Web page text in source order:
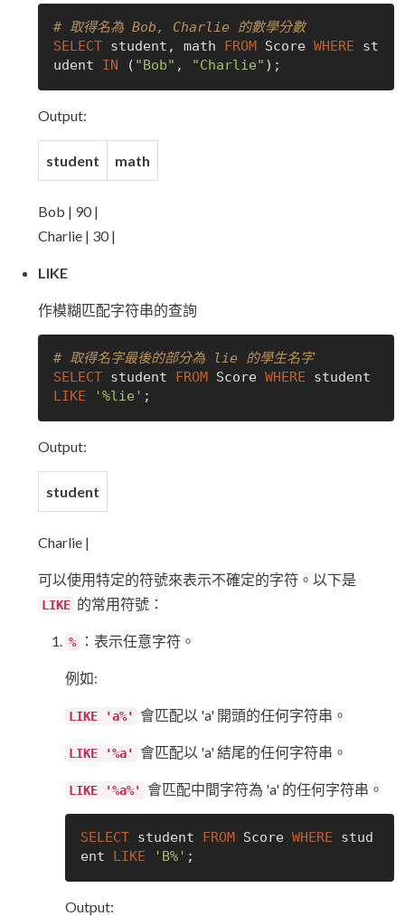
# 取得名為 Bob, Charlie 的數學分數
SELECT student, math FROM Score WHERE st
udent IN ( "Bob" , "Charlie"
Output:
student math
Bob | 90 |
Charlie | 30 |
LIKE
作模糊匹配字符串的查詢
# 取得名字最後的部分為 lie 的學生名字
SELECT student FROM Score WHERE
LIKE
'%lie'
Output:
student
Charlie |
可以使用特定的符號來表示不確定的字符。以下是
LIKE 的常用符號：
% ：表示任意字符。
例如:
LIKE 'a%' 會匹配以 'a' 開頭的任何字符串。
LIKE '%a' 會匹配以 'a' 結尾的任何字符串。
LIKE '%a%' 會匹配中間字符為 'a' 的任何字符串。
SELECT student FROM Score WHERE stud
ent LIKE 'B%'
Output: